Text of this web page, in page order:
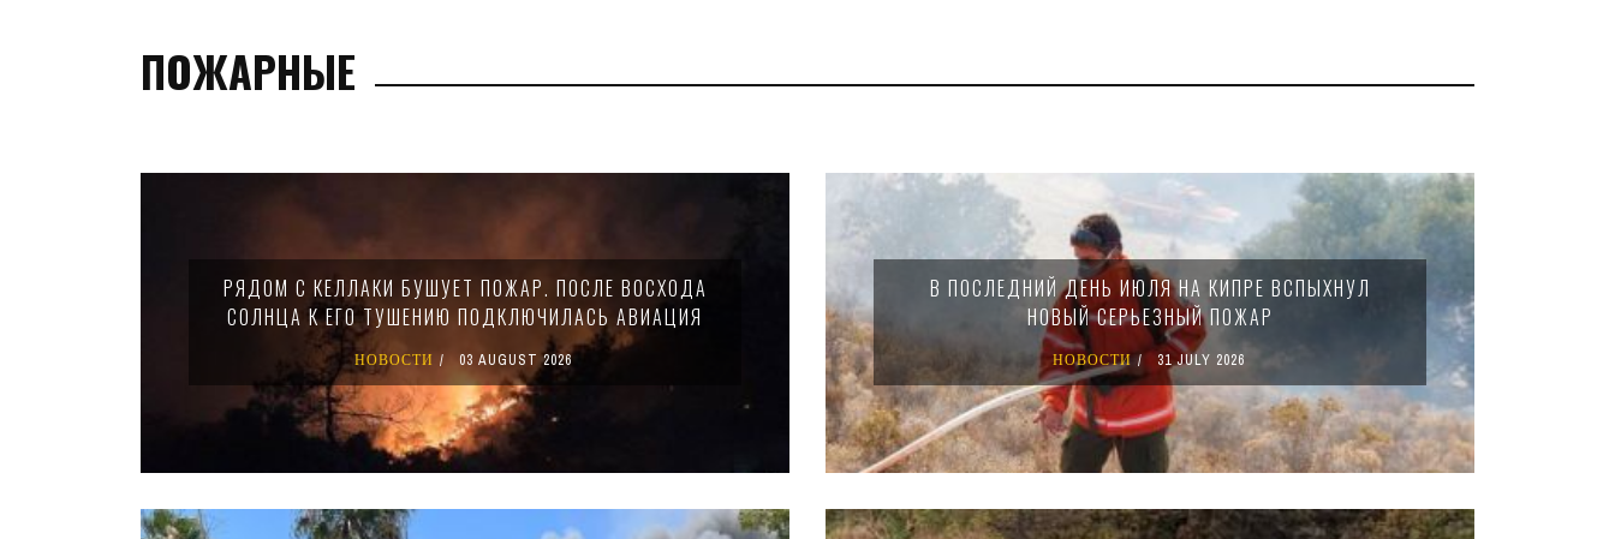
ПОЖАРНЫЕ
РЯДОМ С КЕЛЛАКИ БУШУЕТ ПОЖАР. ПОСЛЕ ВОСХОДА
СОЛНЦА К ЕГО ТУШЕНИЮ ПОДКЛЮЧИЛАСЬ АВИАЦИЯ
НОВОСТИ 03 AUGUST 2026
В ПОСЛЕДНИЙ ДЕНЬ ИЮЛЯ НА КИПРЕ ВСПЫХНУЛ
НОВЫЙ СЕРЬЕЗНЫЙ ПОЖАР
НОВОСТИ 31 JULY 2026